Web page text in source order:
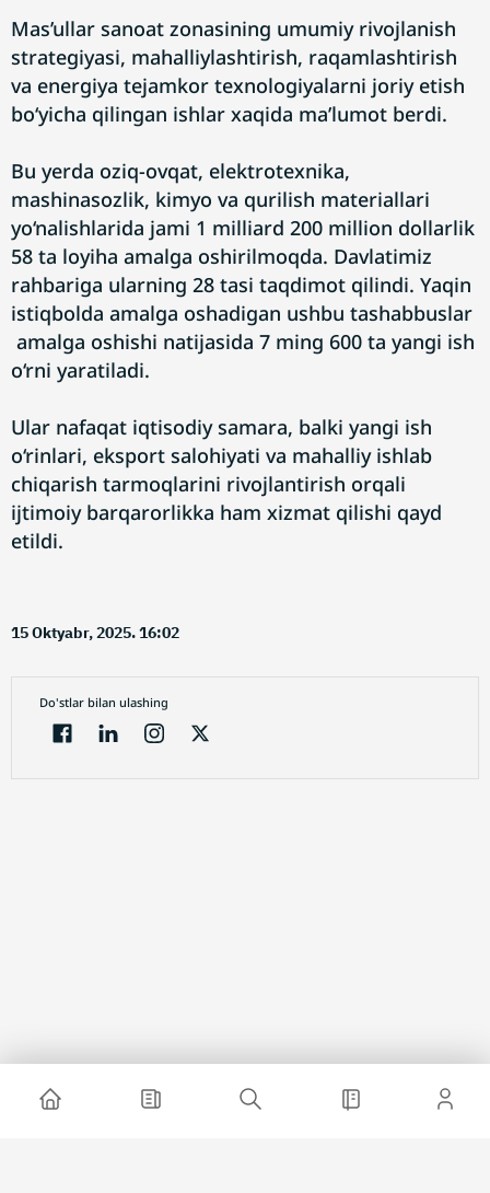
Mas’ullar sanoat zonasining umumiy rivojlanish
strategiyasi, mahalliylashtirish, raqamlashtirish
va energiya tejamkor texnologiyalarni joriy etish
bo‘yicha qilingan ishlar xaqida ma’lumot berdi.
Bu yerda oziq-ovqat, elektrotexnika,
mashinasozlik, kimyo va qurilish materiallari
yo‘nalishlarida jami 1 milliard 200 million dollarlik
58 ta loyiha amalga oshirilmoqda. Davlatimiz
rahbariga ularning 28 tasi taqdimot qilindi. Yaqin
istiqbolda amalga oshadigan ushbu tashabbuslar
amalga oshishi natijasida 7 ming 600 ta yangi ish
o‘rni yaratiladi.
Ular nafaqat iqtisodiy samara, balki yangi ish
o‘rinlari, eksport salohiyati va mahalliy ishlab
chiqarish tarmoqlarini rivojlantirish orqali
ijtimoiy barqarorlikka ham xizmat qilishi qayd
etildi.
15 Oktyabr, 2025. 16:02
Do'stlar bilan ulashing